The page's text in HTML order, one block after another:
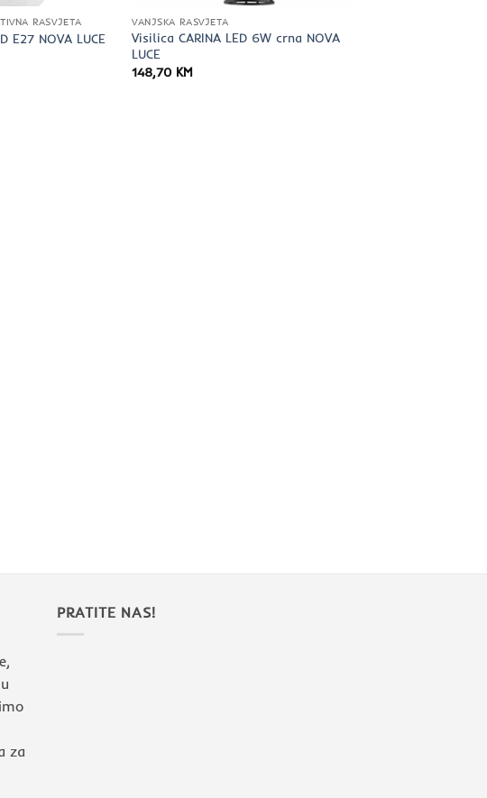
RASVJETA
E27 NOVA LUCE
VANJSKA RASVJETA
Visilica CARINA LED 6W crna NOVA
LUCE
148,70 KM
za
PRATITE NAS!